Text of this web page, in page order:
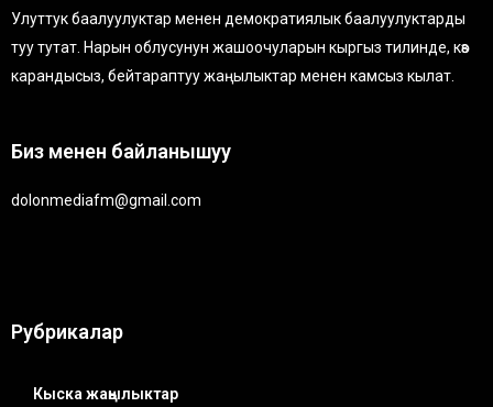
Улуттук баалуулуктар менен демократиялык баалуулуктарды
туу тутат. Нарын облусунун жашоочуларын кыргыз тилинде, көз
карандысыз, бейтараптуу жаңылыктар менен камсыз кылат.
Биз менен байланышуу
dolonmediafm@gmail.com
Рубрикалар
Кыска жаңылыктар